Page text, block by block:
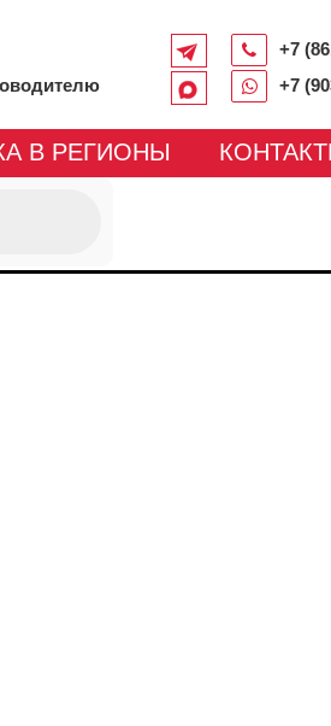
+7
+7
В РЕГИОНЫ